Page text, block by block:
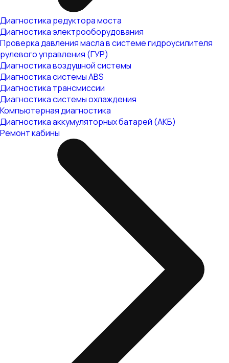
Диагностика редуктора моста
Диагностика электрооборудования
Проверка давления масла в системе гидроусилителя
рулевого управления (ГУР)
Диагностика воздушной системы
Диагностика системы ABS
Диагностика трансмиссии
Диагностика системы охлаждения
Компьютерная диагностика
Диагностика аккумуляторных батарей (АКБ)
Ремонт кабины